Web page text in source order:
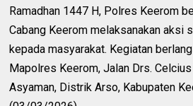
Ramadhan 1447 H, Polres Keerom
Cabang Keerom melaksanakan aksi
kepada masyarakat. Kegiatan
Mapolres Keerom, Jalan Drs.
Asyaman, Distrik Arso, Kabupaten